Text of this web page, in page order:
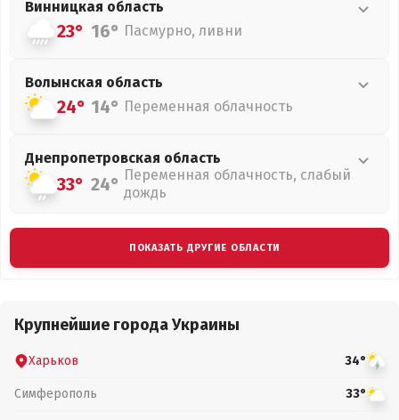
Винницкая область
23° 16° Пасмурно, ливни
Волынская область
24° 14° Переменная облачность
Днепропетровская область
33° 24° Переменная облачность, слабый
дождь
ПОКАЗАТЬ ДРУГИЕ ОБЛАСТИ
Крупнейшие города Украины
Харьков 34°
Симферополь 33°